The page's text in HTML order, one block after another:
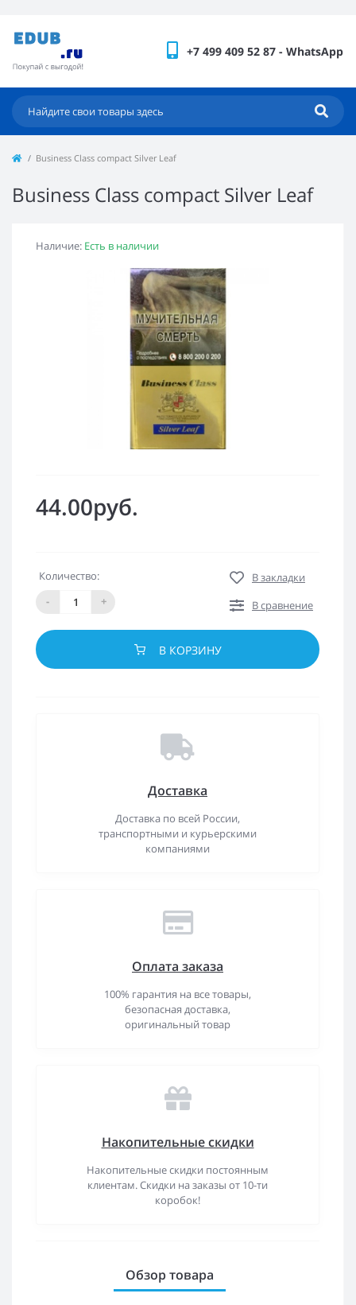
+7 499 409 52 87 - WhatsApp
Business Class compact Silver Leaf
Business Class compact Silver Leaf
Наличие: Есть в наличии
44.00руб.
Количество:
-
+
В закладки
В сравнение
В КОРЗИНУ
Доставка
Доставка по всей России,
транспортными и курьерскими
компаниями
Оплата заказа
100% гарантия на все товары,
безопасная доставка,
оригинальный товар
Накопительные скидки
Накопительные скидки постоянным
клиентам. Скидки на заказы от 10-ти
коробок!
Обзор товара